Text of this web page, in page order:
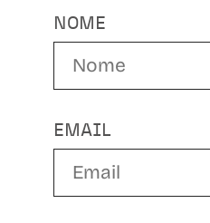
NOME
EMAIL